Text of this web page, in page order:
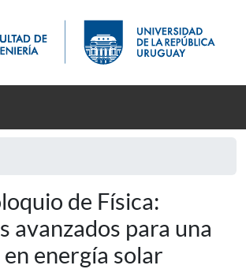
de Física:
avanzados para una
energía solar